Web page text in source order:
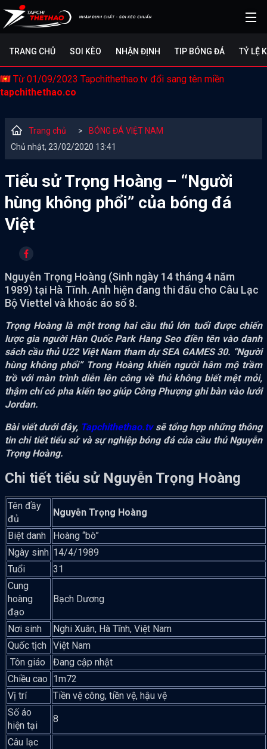
TRANG CHỦ SOI KÈO NHẬN ĐỊNH TIP BÓNG ĐÁ TỶ LỆ
Từ 01/09/2023 Tapchithethao.tv đổi sang tên miền
tapchithethao.co
Trang chủ >
BÓNG ĐÁ VIỆT NAM
Chủ nhật, 23/02/2020 13:41
Tiểu sử Trọng Hoàng – “Người
hùng không phổi” của bóng đá
Việt
Nguyễn Trọng Hoàng (Sinh ngày 14 tháng 4 năm
1989) tại Hà Tĩnh. Anh hiện đang thi đấu cho Câu Lạc
Bộ Viettel và khoác áo số 8.
Trọng Hoàng là một trong hai cầu thủ lớn tuổi được chiến
lược gia người Hàn Quốc Park Hang Seo điền tên vào danh
sách cầu thủ U22 Việt Nam tham dự SEA GAMES 30. “Người
hùng không phổi” Trong Hoàng khiến người hâm mộ trầm
trồ với màn trình diễn lên công về thủ không biết mệt mỏi,
thậm chí có pha kiến tạo giúp Công Phượng ghi bàn vào lưới
Jordan.
Bài viết dưới đây, Tapchithethao.tvsẽ tổng hợp những thông
tin chi tiết tiểu sử và sự nghiệp bóng đá của cầu thủ Nguyễn
Trọng Hoàng.
Chi tiết tiểu sử Nguyễn Trọng Hoàng
Tên đầy
đủ
Nguyễn Trọng Hoàng
Biệt danh
Hoàng “bò”
Ngày sinh 14/4/1989
Tuổi
31
Cung
hoàng
đạo
Bạch Dương
Nơi sinh
Nghi Xuân, Hà Tĩnh, Việt Nam
Quốc tịch Việt Nam
Tôn giáo
Đang cập nhật
Chiều cao 1m72
Vị trí
Tiền vệ công, tiền vệ, hậu vệ
Số áo
hiện tại
8
Câu lạc